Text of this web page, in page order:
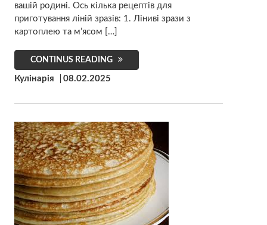
вашій родині. Ось кілька рецептів для
приготування ліній зразів: 1. Ліниві зрази з
картоплею та м’ясом […]
CONTINUS READING
Кулінарія 08.02.2025